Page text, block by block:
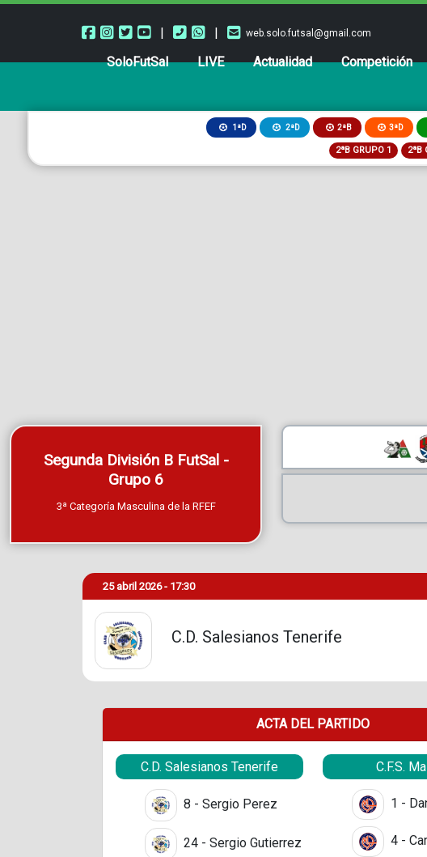
| | web.solo.futsal@gmail.com
SoloFutSal LIVE Actualidad Competición
1ªD 2ªD 2ªB 3ªD
2ªB GRUPO 1 2ªB
Segunda División B FutSal -
Grupo 6
3ª Categoría Masculina de la RFEF
25 abril 2026 - 17:30
C.D. Salesianos Tenerife
ACTA DEL PARTIDO
C.D. Salesianos Tenerife
8 - Sergio Perez
24 - Sergio Gutierrez
C.F.S.
1 -
4 -